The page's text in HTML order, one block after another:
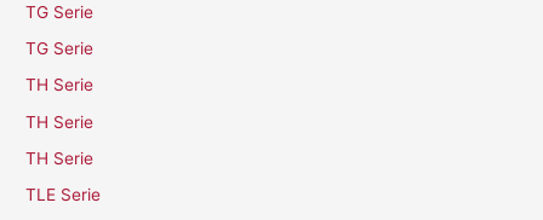
TG Serie
TG Serie
TH Serie
TH Serie
TH Serie
TLE Serie